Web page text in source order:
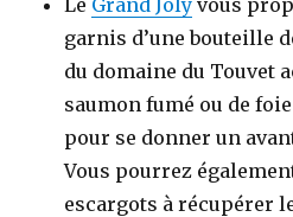
garnis d’une bouteille
du domaine du Touvet
saumon fumé ou de
pour se donner un
Vous pourrez
escargots à récupérer